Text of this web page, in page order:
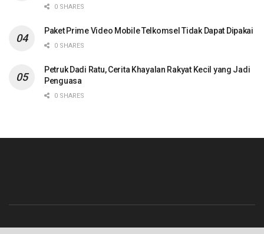
0 SHARES
Paket Prime Video Mobile Telkomsel Tidak Dapat Dipakai
0 SHARES
Petruk Dadi Ratu, Cerita Khayalan Rakyat Kecil yang Jadi
Penguasa
0 SHARES